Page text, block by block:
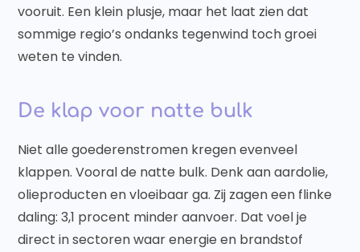
vooruit. Een klein plusje, maar het laat zien dat
sommige regio’s ondanks tegenwind toch groei
weten te vinden.
De klap voor natte bulk
Niet alle goederenstromen kregen evenveel
klappen. Vooral de natte bulk. Denk aan aardolie,
olieproducten en vloeibaar ga. Zij zagen een flinke
daling: 3,1 procent minder aanvoer. Dat voel je
direct in sectoren waar energie en brandstof